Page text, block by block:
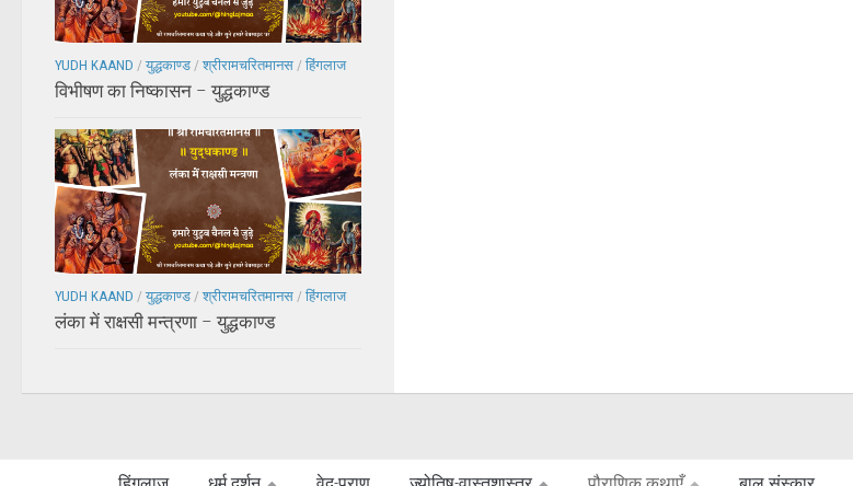
YUDH KAAND / युद्धकाण्ड / श्रीरामचरितमानस / हिंगलाज
विभीषण का निष्कासन – युद्धकाण्ड
YUDH KAAND / युद्धकाण्ड / श्रीरामचरितमानस / हिंगलाज
लंका में राक्षसी मन्त्रणा – युद्धकाण्ड